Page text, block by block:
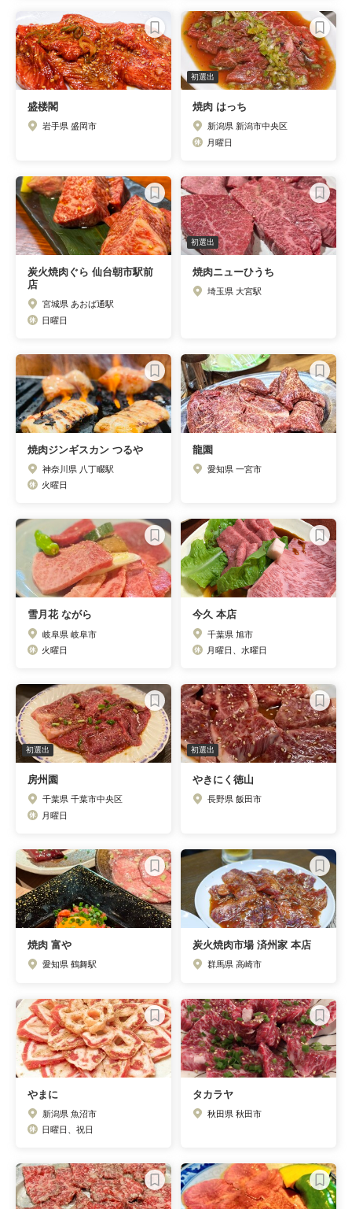
盛楼閣
岩手県 盛岡市
初選出
焼肉 はっち
新潟県 新潟市中央区
月曜日
炭火焼肉ぐら 仙台朝市駅前
店
宮城県 あおば通駅
日曜日
初選出
焼肉ニューひうち
埼玉県 大宮駅
焼肉ジンギスカン つるや
神奈川県 八丁畷駅
火曜日
龍園
愛知県 一宮市
雪月花 ながら
岐阜県 岐阜市
火曜日
今久 本店
千葉県 旭市
月曜日、水曜日
初選出
房州園
千葉県 千葉市中央区
月曜日
初選出
やきにく徳山
長野県 飯田市
焼肉 富や
愛知県 鶴舞駅
炭火焼肉市場 済州家 本店
群馬県 高崎市
やまに
新潟県 魚沼市
日曜日、祝日
タカラヤ
秋田県 秋田市